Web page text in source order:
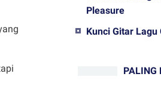
Pleasure
Kunci Gitar Lagu
PALING